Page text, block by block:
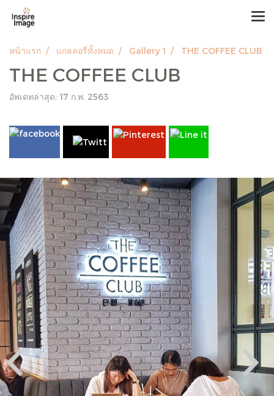
หน้าแรก แกลลอรี่ทั้งหมด Gallery 1 THE COFFEE CLUB
THE COFFEE CLUB
อัพเดทล่าสุด: 17 ก.พ. 2563